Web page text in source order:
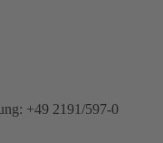
+49 2191/597-0